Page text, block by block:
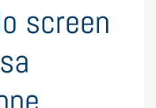
screen